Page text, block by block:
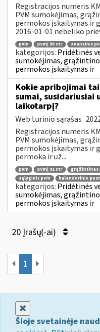
Registracijos numeris
PVM sumokėjimas,
permokos įskaitymas ir
2016-01-01 nebeliko
pvm pvmį 90 str avansinis
kategorijos: Pridėtinės
sumokėjimas, grąžintino
permokos įskaitymas ir
Kokie apribojimai
sumai, susidariusiai
laikotarpį?
Web turinio sąrašas
Registracijos numeris
PVM sumokėjimas,
permokos įskaitymas ir
permoka ir už...
pvm pvmį 91 str grąžintinas
sąlyginis pvm
kalendorinio
kategorijos: Pridėtinės
sumokėjimas, grąžintino
permokos įskaitymas ir
20 Įrašų(-ai)
1
Šioje svetainėje